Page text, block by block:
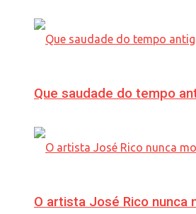
Que saudade do tempo
O artista José Rico nunca